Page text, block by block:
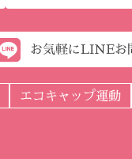
お気軽にLINEお
エコキャップ運動